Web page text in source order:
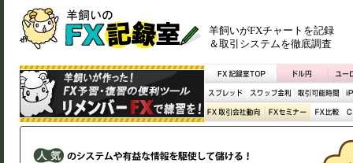
羊飼いがFXチャートを記録
＆取引システムを徹底調査